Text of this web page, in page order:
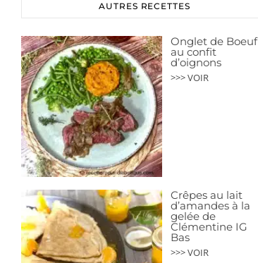
AUTRES RECETTES
Onglet de Boeuf
au confit
d’oignons
>>> VOIR
Crêpes au lait
d’amandes à la
gelée de
Clémentine IG
Bas
>>> VOIR